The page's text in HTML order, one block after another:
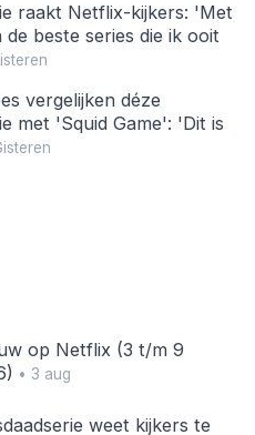
raakt Netflix-kijkers: 'Met
de beste series die ik ooit
vergelijken déze
met 'Squid Game': 'Dit is
op Netflix (3 t/m 9
• 3 aug
weet kijkers te